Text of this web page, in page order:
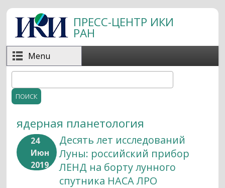
Перейти к основному содержанию
ПРЕСС-ЦЕНТР ИКИ
РАН
Menu
Форма поиска
ядерная планетология
24
Июн
2019
Десять лет исследований
Луны: российский прибор
ЛЕНД на борту лунного
спутника НАСА ЛРО